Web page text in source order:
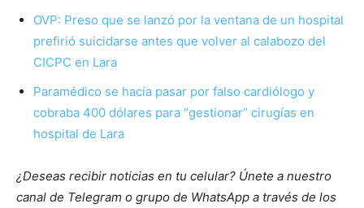
OVP: Preso que se lanzó por la ventana de un hospital
prefirió suicidarse antes que volver al calabozo del
CICPC en Lara
Paramédico se hacía pasar por falso cardiólogo y
cobraba 400 dólares para “gestionar” cirugías en
hospital de Lara
¿Deseas recibir noticias en tu celular? Únete a nuestro
canal de Telegram o grupo de WhatsApp a través de los